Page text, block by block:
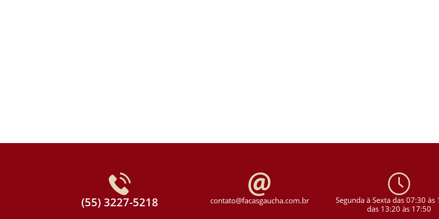
(55) 3227-5218 contato@facasgaucha.com.br
Segunda à Sexta das 07:30 às
das 13:20 às 17:50